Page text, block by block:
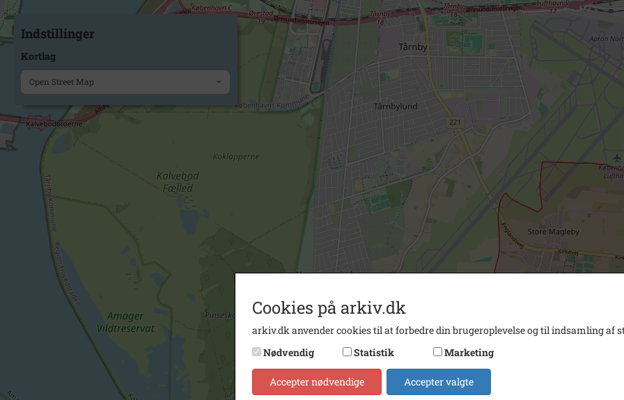
Indstillinger
Kortlag
Open Street Map
Cookies på arkiv.dk
arkiv.dk anvender cookies til at forbedre din brugeroplevelse og til indsamling af
Nødvendig
Statistik Marketing
Accepter nødvendige Accepter valgte